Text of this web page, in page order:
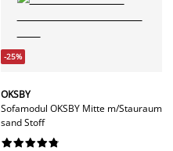
-25%
OKSBY
Sofamodul OKSBY Mitte m/Stauraum
sand Stoff





